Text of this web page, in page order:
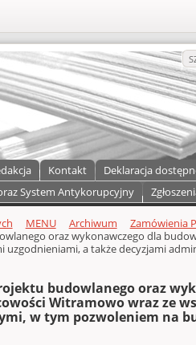
Kontakt Deklaracja
System Antykorupcyjny
MENU Archiwum Zamówienia
oraz wykonawczego dla
uzgodnieniami, a także decyzjami
budowlanego oraz
Witramowo wraz ze
w tym pozwoleniem na